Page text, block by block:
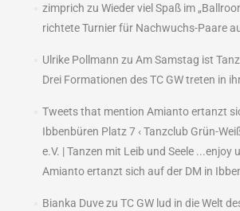
zimprich zu Wieder viel Spaß im
richtete Turnier für Nachwuchs-Paare
Ulrike Pollmann zu Am Samstag ist
Drei Formationen des TC GW treten in
Tweets that mention Amianto ertanzt
Ibbenbüren Platz 7 ‹ Tanzclub Grün-
e.V. | Tanzen mit Leib und Seele ...enjoy
Amianto ertanzt sich auf der DM in
Bianka Duvezu TC GW lud in die Welt